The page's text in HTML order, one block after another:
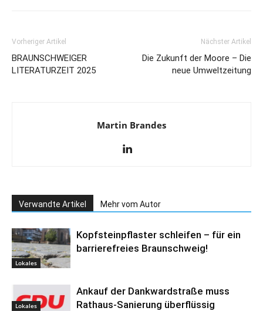
Vorheriger Artikel
BRAUNSCHWEIGER
LITERATURZEIT 2025
Nächster Artikel
Die Zukunft der Moore – Die
neue Umweltzeitung
Martin Brandes
Verwandte Artikel Mehr vom Autor
Lokales
Kopfsteinpflaster schleifen – für ein
barrierefreies Braunschweig!
Lokales
Ankauf der Dankwardstraße muss
Rathaus-Sanierung überflüssig